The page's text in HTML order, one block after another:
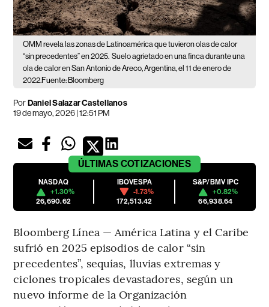
OMM revela las zonas de Latinoamérica que tuvieron olas de calor
“sin precedentes” en 2025. Suelo agrietado en una finca durante una
ola de calor en San Antonio de Areco, Argentina, el 11 de enero de
2022.Fuente: Bloomberg
PorDaniel Salazar Castellanos
19 de mayo, 2026 | 12:51 PM
ÚLTIMAS COTIZACIONES
NASDAQ
+1.30%
26,690.62
IBOVESPA
-1.73%
172,513.42
S&P/BMV IPC
+0.82%
66,938.64
Bloomberg Línea — América Latina y el Caribe
sufrió en 2025 episodios de calor “sin
precedentes”, sequías, lluvias extremas y
ciclones tropicales devastadores, según un
nuevo informe de la Organización